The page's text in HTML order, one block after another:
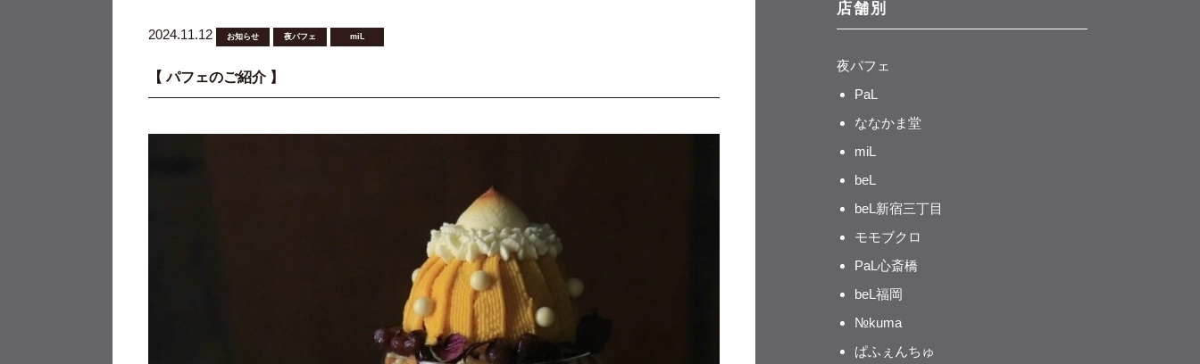
2024.11.12 お知らせ 夜パフェ miL
【 パフェのご紹介 】
店舗別
夜パフェ
PaL
ななかま堂
miL
beL
beL新宿三丁目
モモブクロ
PaL心斎橋
beL福岡
№kuma
ぱふぇんちゅ